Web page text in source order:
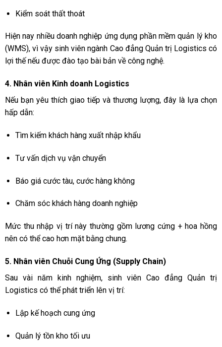
Kiểm soát thất thoát
Hiện nay nhiều doanh nghiệp ứng dụng phần mềm quản lý kho
(WMS), vì vậy sinh viên ngành Cao đẳng Quản trị Logistics có
lợi thế nếu được đào tạo bài bản về công nghệ.
4. Nhân viên Kinh doanh Logistics
Nếu bạn yêu thích giao tiếp và thương lượng, đây là lựa chọn
hấp dẫn:
Tìm kiếm khách hàng xuất nhập khẩu
Tư vấn dịch vụ vận chuyển
Báo giá cước tàu, cước hàng không
Chăm sóc khách hàng doanh nghiệp
Mức thu nhập vị trí này thường gồm lương cứng + hoa hồng
nên có thể cao hơn mặt bằng chung.
5. Nhân viên Chuỗi Cung Ứng (Supply Chain)
Sau vài năm kinh nghiệm, sinh viên Cao đẳng Quản trị
Logistics có thể phát triển lên vị trí:
Lập kế hoạch cung ứng
Quản lý tồn kho tối ưu